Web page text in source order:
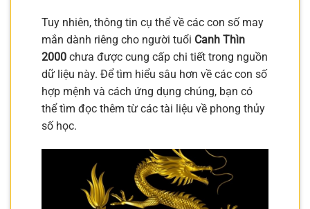
Tuy nhiên, thông tin cụ thể về các con số may
mắn dành riêng cho người tuổi Canh Thìn
2000 chưa được cung cấp chi tiết trong nguồn
dữ liệu này. Để tìm hiểu sâu hơn về các con số
hợp mệnh và cách ứng dụng chúng, bạn có
thể tìm đọc thêm từ các tài liệu về phong thủy
số học.